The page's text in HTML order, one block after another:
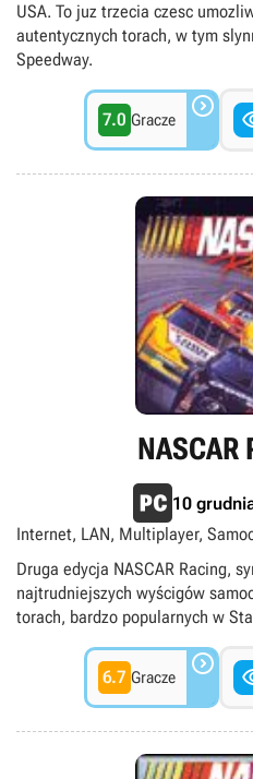
USA. To juz trzecia czesc
autentycznych torach, w tym
Speedway.
7.0 Gracze 
NASCAR
10
Internet, LAN, Multiplayer,
Druga edycja NASCAR Racing,
najtrudniejszych wyścigów
torach, bardzo popularnych w
6.7 Gracze 